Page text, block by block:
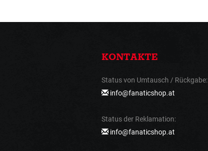
KONTAKTE
Status von Umtausch / Rückgabe:
info@fanaticshop.at
Status der Reklamation:
info@fanaticshop.at